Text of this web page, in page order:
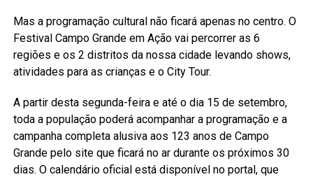
Mas a programação cultural não ficará apenas no centro. O
Festival Campo Grande em Ação vai percorrer as 6
regiões e os 2 distritos da nossa cidade levando shows,
atividades para as crianças e o City Tour.
A partir desta segunda-feira e até o dia 15 de setembro,
toda a população poderá acompanhar a programação e a
campanha completa alusiva aos 123 anos de Campo
Grande pelo site que ficará no ar durante os próximos 30
dias. O calendário oficial está disponível no portal, que